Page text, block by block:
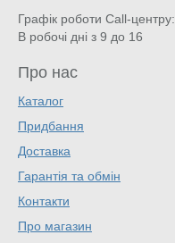
Графік роботи Call-центру:
В робочі дні з 9 до 16
Про нас
Каталог
Придбання
Доставка
Гарантія та обмін
Контакти
Про магазин